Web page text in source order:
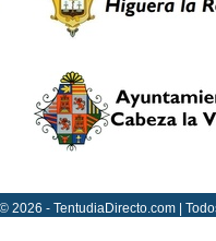
© 2026 - TentudiaDirecto.com |